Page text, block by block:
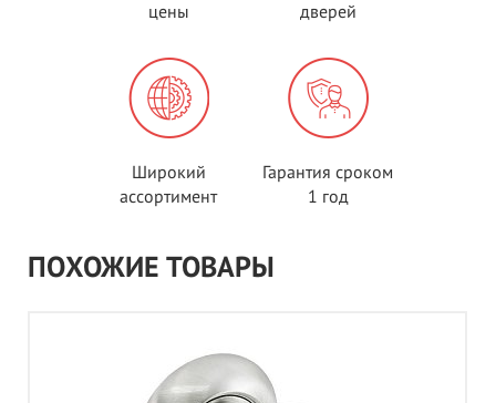
цены
дверей
Широкий
ассортимент
Гарантия сроком
1 год
ПОХОЖИЕ ТОВАРЫ